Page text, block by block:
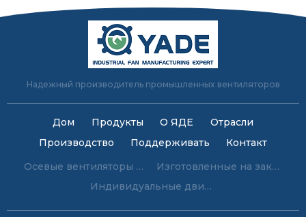
Надежный производитель промышленных вентиляторов
Дом Продукты О ЯДЕ
Отрасли
Производство
Поддерживать
Контакт
Осевые вентиляторы на заказ
Изготовленные на заказ центробежные вентиляторы
Индивидуальные двигатели с экранированными полюсами